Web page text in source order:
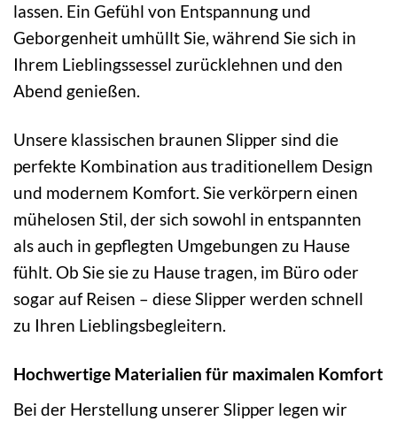
lassen. Ein Gefühl von Entspannung und
Geborgenheit umhüllt Sie, während Sie sich in
Ihrem Lieblingssessel zurücklehnen und den
Abend genießen.
Unsere klassischen braunen Slipper sind die
perfekte Kombination aus traditionellem Design
und modernem Komfort. Sie verkörpern einen
mühelosen Stil, der sich sowohl in entspannten
als auch in gepflegten Umgebungen zu Hause
fühlt. Ob Sie sie zu Hause tragen, im Büro oder
sogar auf Reisen – diese Slipper werden schnell
zu Ihren Lieblingsbegleitern.
Hochwertige Materialien für maximalen Komfort
Bei der Herstellung unserer Slipper legen wir